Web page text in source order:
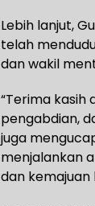
Lebih lanjut,
telah
dan wakil
“Terima kasih
pengabdian,
juga
menjalankan
dan kemajuan